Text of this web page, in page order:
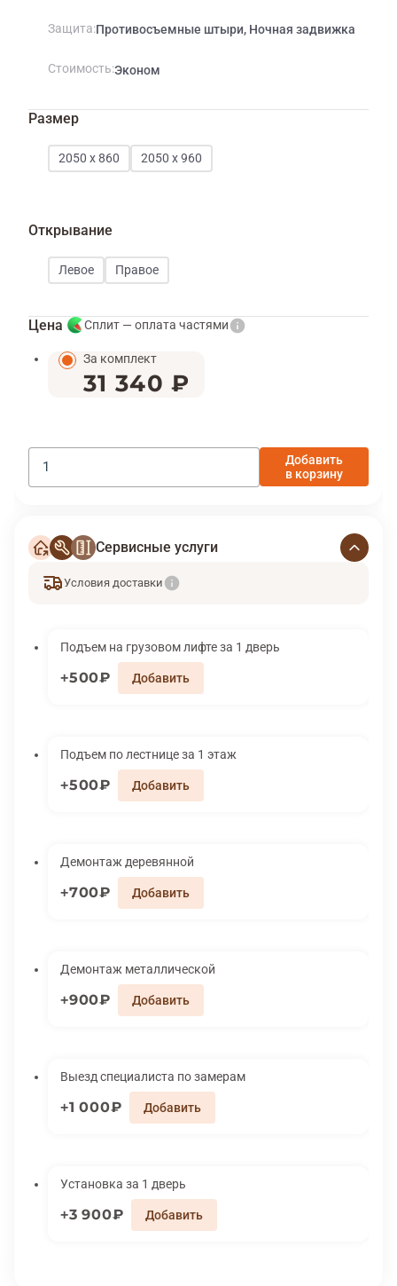
Защита Противосъемные штыри, Ночная задвижка
Стоимость Эконом
Размер
2050 х 860 2050 х 960
Открывание
Левое Правое
Цена Сплит — оплата частями
За комплект
31 340 ₽
Добавить
в корзину
Сервисные услуги
Условия доставки
Подъем на грузовом лифте за 1 дверь
500₽
Подъем по лестнице за 1 этаж
500₽
Демонтаж деревянной
700₽
Демонтаж металлической
900₽
Выезд специалиста по замерам
1 000₽
Установка за 1 дверь
3 900₽